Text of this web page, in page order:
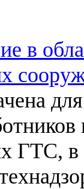
в
ГТС, в